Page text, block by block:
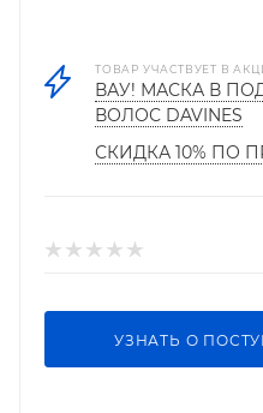
ТОВАР УЧАСТВУЕТ В
ВАУ! МАСКА В
ВОЛОС DAVINES
СКИДКА 10% ПО
УЗНАТЬ О